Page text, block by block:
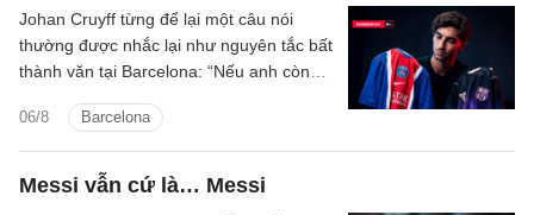
06/8 Barcelona
Johan Cruyff từng để lại một câu nói
thường được nhắc lại như nguyên tắc bất
thành văn tại Barcelona: “Nếu anh còn
Barcelona, anh không còn hữu ích với
chúng tôi nữa.”
Messi vẫn cứ là… Messi